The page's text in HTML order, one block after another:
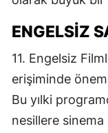
ENGELSIZ
11. Engelsiz
erişiminde
Bu yılki
nesillere sinema